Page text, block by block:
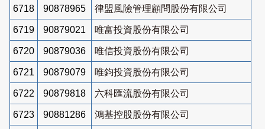
6718 90878965 律盟風險管理顧問股份有限公司
6719 90879021 唯富投資股份有限公司
6720 90879036 唯信投資股份有限公司
6721 90879079 唯鈞投資股份有限公司
6722 90879818 六科匯流股份有限公司
6723 90881286 鴻基控股股份有限公司